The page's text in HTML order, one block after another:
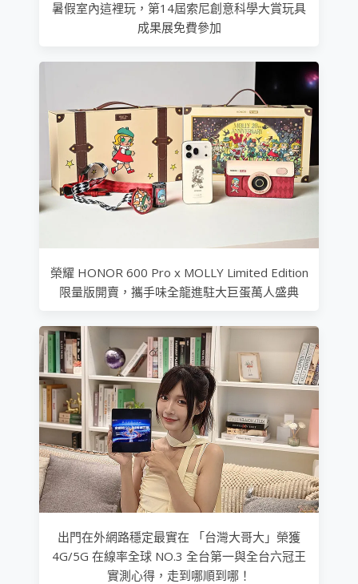
暑假室內這裡玩，第14屆索尼創意科學大賞玩具
成果展免費參加
榮耀 HONOR 600 Pro x MOLLY Limited Edition
限量版開賣，攜手味全龍進駐大巨蛋萬人盛典
出門在外網路穩定最實在 「台灣大哥大」榮獲
4G/5G 在線率全球 NO.3 全台第一與全台六冠王
實測心得，走到哪順到哪！